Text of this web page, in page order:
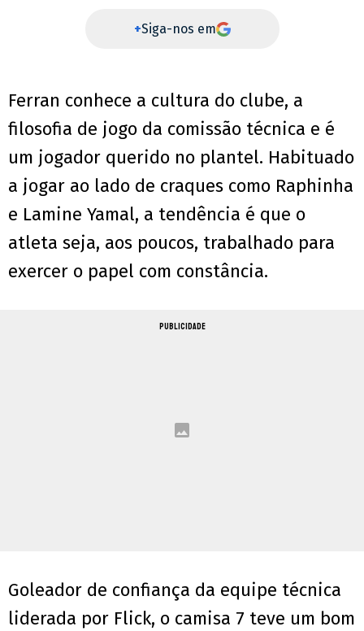
+Siga-nos em
Ferran conhece a cultura do clube, a
filosofia de jogo da comissão técnica e é
um jogador querido no plantel. Habituado
a jogar ao lado de craques como Raphinha
e Lamine Yamal, a tendência é que o
atleta seja, aos poucos, trabalhado para
exercer o papel com constância.
PUBLICIDADE
Goleador de confiança da equipe técnica
liderada por Flick, o camisa 7 teve um bom